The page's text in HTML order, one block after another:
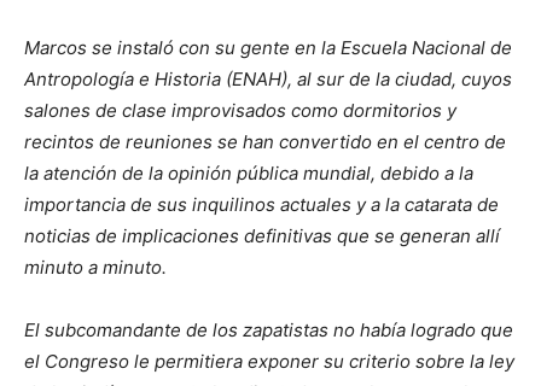
Marcos se instaló con su gente en la Escuela Nacional de
Antropología e Historia (ENAH), al sur de la ciudad, cuyos
salones de clase improvisados como dormitorios y
recintos de reuniones se han convertido en el centro de
la atención de la opinión pública mundial, debido a la
importancia de sus inquilinos actuales y a la catarata de
noticias de implicaciones definitivas que se generan allí
minuto a minuto.
El subcomandante de los zapatistas no había logrado que
el Congreso le permitiera exponer su criterio sobre la ley